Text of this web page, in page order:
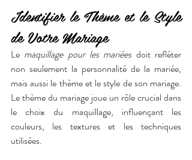
Identifier le Thème et le Style
de Votre Mariage
Le maquillage pour les mariées doit refléter
non seulement la personnalité de la mariée,
mais aussi le thème et le style de son mariage.
Le thème du mariage joue un rôle crucial dans
le choix du maquillage, influençant les
couleurs, les textures et les techniques
utilisées.